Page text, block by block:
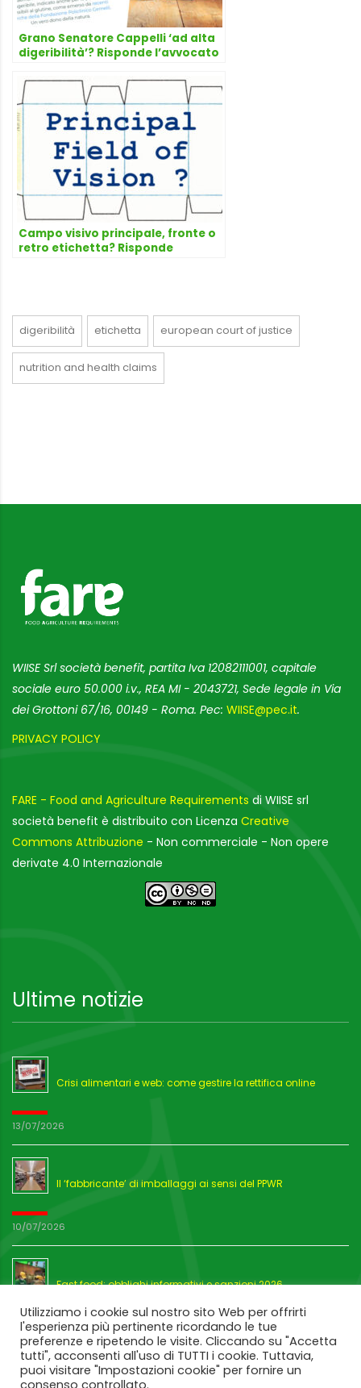
Grano Senatore Cappelli ‘ad alta
digeribilità’? Risponde l’avvocato
Campo visivo principale, fronte o
retro etichetta? Risponde
digeribilità etichetta european court of justice
nutrition and health claims
WIISE Srl società benefit, partita Iva 12082111001, capitale
sociale euro 50.000 i.v., REA MI - 2043721, Sede legale in Via
dei Grottoni 67/16, 00149 - Roma. Pec: WIISE@pec.it.
PRIVACY POLICY
FARE - Food and Agriculture Requirements di WIISE srl
società benefit è distribuito con Licenza Creative
Commons Attribuzione - Non commerciale - Non opere
derivate 4.0 Internazionale
Ultime notizie
Crisi alimentari e web: come gestire la rettifica online
13/07/2026
Il ‘fabbricante’ di imballaggi ai sensi del PPWR
10/07/2026
Fast food: obblighi informativi e sanzioni 2026
03/07/2026
Utilizziamo i cookie sul nostro sito Web per offrirti
l'esperienza più pertinente ricordando le tue
preferenze e ripetendo le visite. Cliccando su "Accetta
tutti", acconsenti all'uso di TUTTI i cookie. Tuttavia,
puoi visitare "Impostazioni cookie" per fornire un
consenso controllato.